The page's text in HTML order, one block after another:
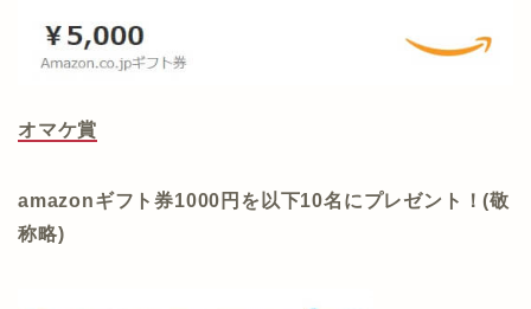
オマケ賞
amazonギフト券1000円を以下10名にプレゼント！(敬
称略)